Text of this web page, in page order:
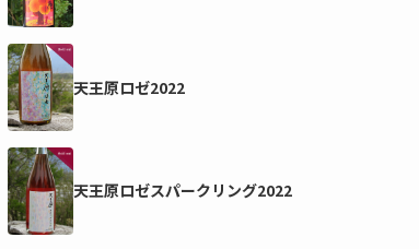
天王原ロゼ2022
天王原ロゼスパークリング2022